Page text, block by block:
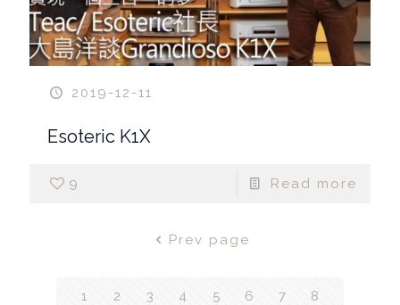
2019-12-11
Esoteric K1X
9 Read more
Prev page
1 2 3 4 5 6 7
8